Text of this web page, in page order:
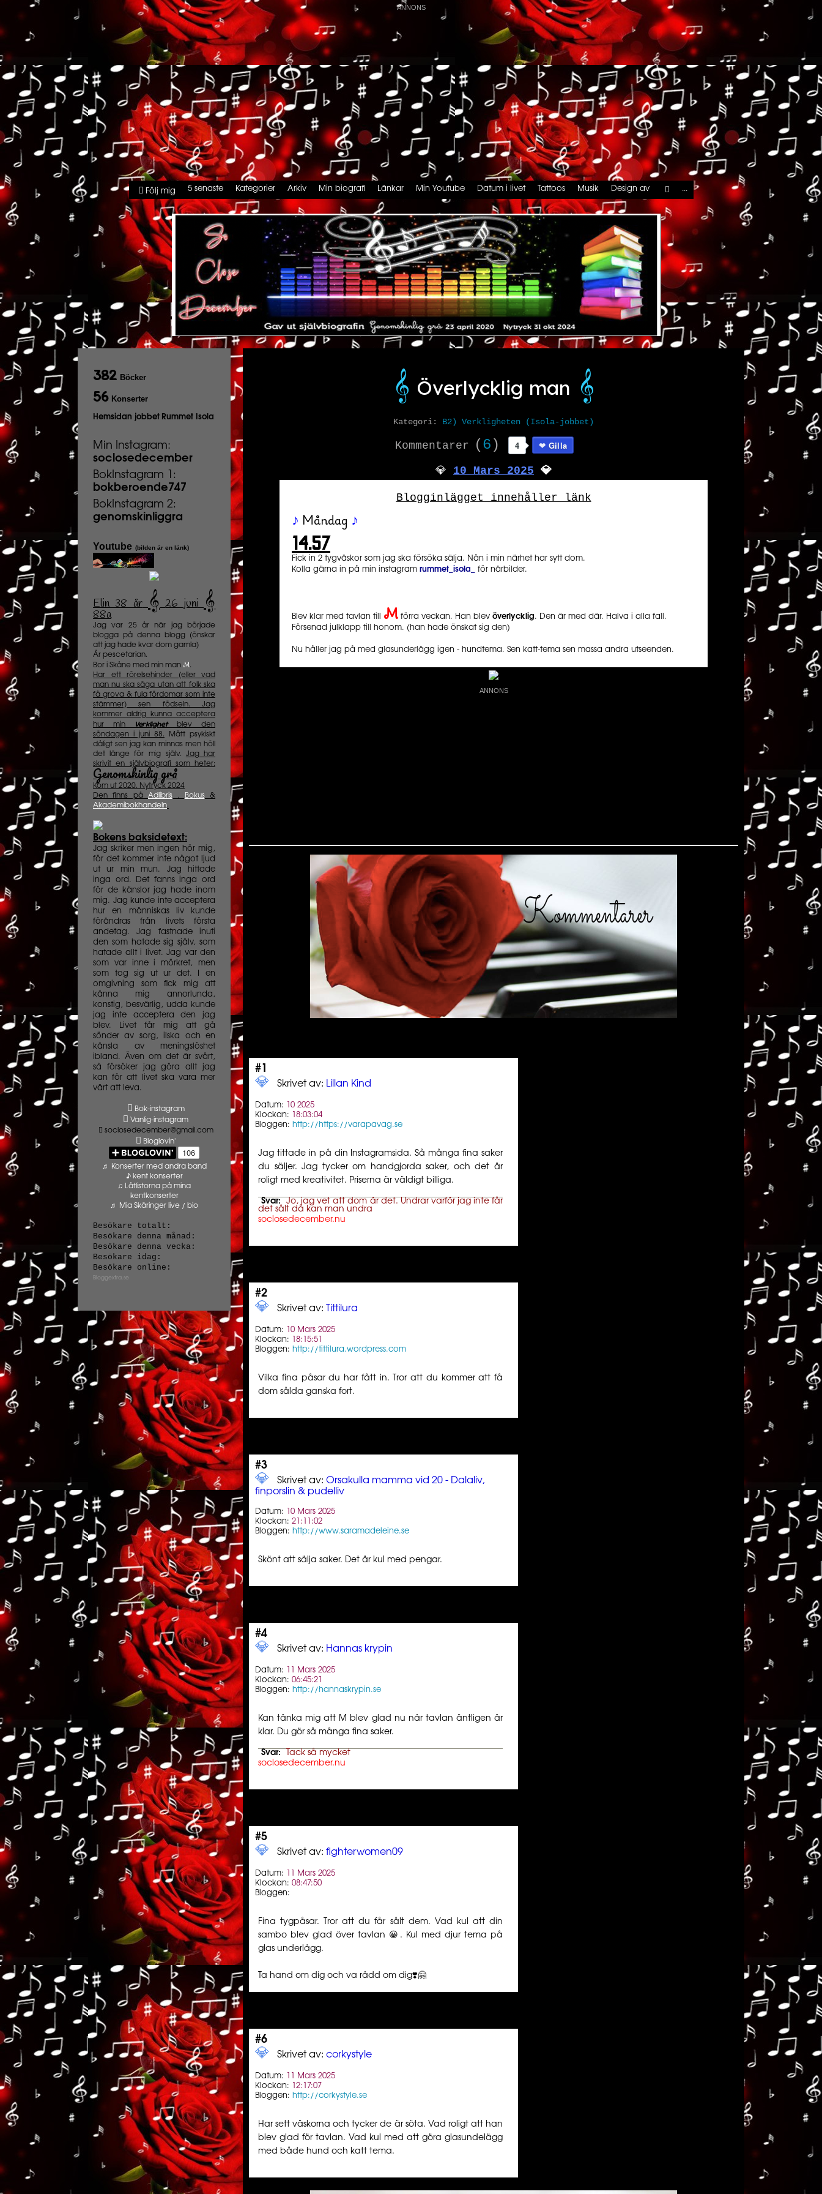
Följ mig 5 senaste Kategorier Arkiv Min biografi Länkar Min Youtube Datum i livet Tattoos Musik Design av ...
𝄞️ Överlycklig man 𝄞️
Kategori: B2) Verkligheten (Isola-jobbet)
Kommentarer (6 ) 4 Gilla
️💎 10 Mars 2025 💎️️️️️
Blogginlägget innehåller länk
♪ Måndag ♪
14.57
Fick in 2 tygväskor som jag ska försöka sälja. Nån i min närhet har sytt dom.
Kolla gärna in på min instagram rummet_isola_ för närbilder.
Blev klar med tavlan till M förra veckan. Han blev överlycklig. Den är med där. Halva i alla fall.
Försenad julklapp till honom. (han hade önskat sig den)
Nu håller jag på med glasunderlägg igen - hundtema. Sen katt-tema sen massa andra utseenden.
#1
💎️ ️️ Skrivet av: Lillan Kind
Datum:
10 2025
Klockan:
18:03:04
Bloggen: http://https://varapavag.se
Jag tittade in på din Instagramsida. Så många fina saker
du säljer. Jag tycker om handgjorda saker, och det är
roligt med kreativitet. Priserna är väldigt billiga.
Svar:
Jo, jag vet att dom är det. Undrar varför jag inte får
det sålt då kan man undra
soclosedecember.nu
#2
💎️ ️️ Skrivet av: Tittilura
Datum:
10 Mars 2025
Klockan:
18:15:51
Bloggen: http://tittilura.wordpress.com
Vilka fina påsar du har fått in. Tror att du kommer att få
dom sålda ganska fort.
#3
💎️ ️️ Skrivet av: Orsakulla mamma vid 20 - Dalaliv,
finporslin & pudelliv
Datum:
10 Mars 2025
Klockan: 21:11:02
Bloggen: http://www.saramadeleine.se
Skönt att sälja saker. Det är kul med pengar.
#4
💎️ ️️ Skrivet av: Hannas krypin
Datum:
11 Mars 2025
Klockan: 06:45:21
Bloggen: http://hannaskrypin.se
Kan tänka mig att M blev glad nu när tavlan äntligen är
klar. Du gör så många fina saker.
Svar:
Tack så mycket
soclosedecember.nu
#5
💎️ ️️ Skrivet av: fighterwomen09
Datum:
11 Mars 2025
Klockan: 08:47:50
Bloggen:
Fina tygpåsar. Tror att du får sålt dem. Vad kul att din
sambo blev glad över tavlan 😀. Kul med djur tema på
glas underlägg.
Ta hand om dig och va rädd om dig❣️🤗
#6
💎️ ️️ Skrivet av: corkystyle
Datum:
11 Mars 2025
Klockan:
12:17:07
Bloggen: http://corkystyle.se
Har sett väskorna och tycker de är söta. Vad roligt att han
blev glad för tavlan. Vad kul med att göra glasundelägg
med både hund och katt tema.
382 Böcker
56 Konserter
Hemsidan jobbet Rummet Isola
Min Instagram:
soclosedecember
BokInstagram 1:
bokberoende747
BokInstagram 2:
genomskinliggra
Youtube (bilden är en länk)
Elin 38 år️𝄞 26 juni 𝄞
88a
Jag var 25 år när jag började
blogga på denna blogg (önskar
att jag hade kvar dom gamla)
Är pescetarian.
Bor i Skåne med min man M.
Har ett rörelsehinder (eller vad
man nu ska säga utan att folk ska
få grova & fula fördomar som inte
stämmer) sen födseln. Jag
kommer aldrig kunna acceptera
hur min
Verklighetblev den
söndagen i juni 88. Mått psykiskt
dåligt sen jag kan minnas men höll
det länge för mig själv. Jag har
skrivit en självbiografi som heter:
Genomskinlig grå
Kom ut 2020. Nytryck 2024
Den finns på Adlibris , Bokus&
Akademibokhandeln.
Bokens baksidetext:
Jag skriker men ingen hör mig,
för det kommer inte något ljud
ut ur min mun. Jag hittade
inga ord. Det fanns inga ord
för de känslor jag hade inom
mig. Jag kunde inte acceptera
hur en människas liv kunde
förändras från livets första
andetag. Jag fastnade inuti
den som hatade sig själv, som
hatade allt i livet. Jag var den
som var inne i mörkret, men
som tog sig ut ur det. I en
omgivning som fick mig att
känna mig annorlunda,
konstig, besvärlig, udda kunde
jag inte acceptera den jag
blev. Livet får mig att gå
sönder av sorg, ilska och en
känsla av meningslöshet
ibland. Även om det är svårt,
så försöker jag göra allt jag
kan för att livet ska vara mer
värt att leva.
Bok-instagram
Vanlig-instagram
soclosedecember@gmail.com
Bloglovin'
♬ Konserter med andra band
♪ kent konserter
♫ Låtlistorna på mina
kentkonserter
♬ Mia Skäringer live / bio
Besökare totalt:
Besökare denna månad:
Besökare denna vecka:
Besökare idag:
Besökare online:
Bloggextra.se